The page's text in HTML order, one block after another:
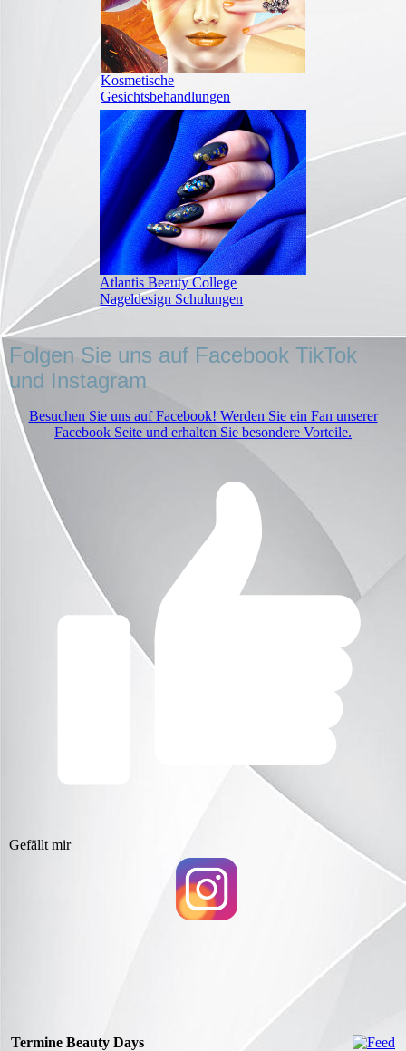
Kosmetische
Gesichtsbehandlungen
Atlantis Beauty College
Nageldesign Schulungen
Folgen Sie uns auf Facebook TikTok
und Instagram
Besuchen Sie uns auf Facebook! Werden Sie ein Fan unserer
Facebook Seite und erhalten Sie besondere Vorteile.
Gefällt mir
Termine Beauty Days